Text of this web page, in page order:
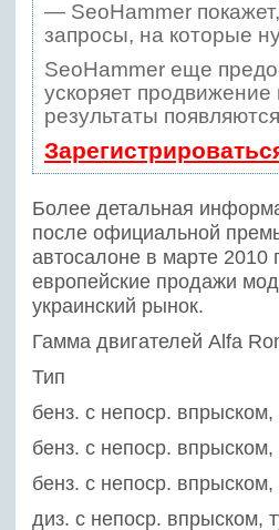
— SeoHammer
запросы, на которые
SeoHammer еще
ускоряет
результаты
Более детальная
после официальной
автосалоне в марте 2010
европейские продажи
украинский рынок.
Гамма двигателей Alfa
Тип
бенз. c непоср.
бенз. c непоср.
бенз. c непоср.
диз. c непоср. впрыском,